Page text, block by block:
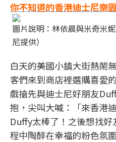
你不知道的香港迪士尼樂
圖片說明：林依晨與米奇米
尼提供）
白天的美國小鎮大街熱鬧
客們來到商店裡選購喜愛
戲搶先與迪士尼好朋友
抱，尖叫大喊：「來香港
Duffy太棒了！之後想找
程中陶醉在幸福的粉色氛